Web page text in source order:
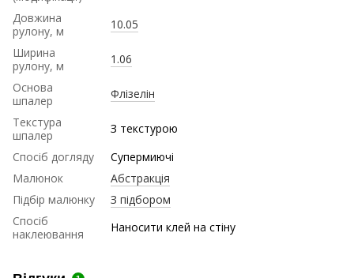
Довжина
рулону, м
10.05
Ширина
рулону, м
1.06
Основа
шпалер
Флізелін
Текстура
шпалер
З текстурою
Спосіб догляду
Супермиючі
Малюнок
Абстракція
Підбір малюнку
З підбором
Спосіб
наклеювання
Наносити клей на стіну